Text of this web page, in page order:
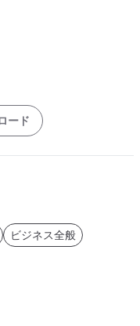
ード
ビジネス全般